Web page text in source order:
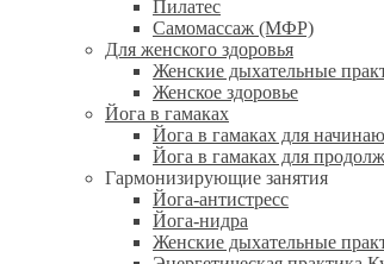
Пилатес
Самомассаж (МФР)
Для женского здоровья
Женские дыхательные
Женское здоровье
Йога в гамаках
Йога в гамаках для
Йога в гамаках для
Гармонизирующие занятия
Йога-антистресс
Йога-нидра
Женские дыхательные